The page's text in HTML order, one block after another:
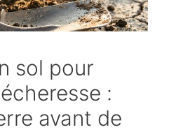
sol pour
:
avant de